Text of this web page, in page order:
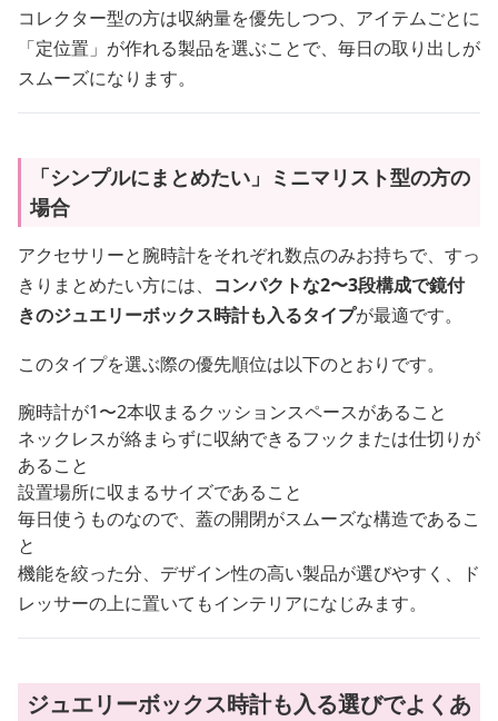
コレクター型の方は収納量を優先しつつ、アイテムごとに
「定位置」が作れる製品を選ぶことで、毎日の取り出しが
スムーズになります。
「シンプルにまとめたい」ミニマリスト型の方の
場合
アクセサリーと腕時計をそれぞれ数点のみお持ちで、すっ
きりまとめたい方には、 コンパクトな2〜3段構成で鏡付
きのジュエリーボックス時計も入るタイプが最適です。
このタイプを選ぶ際の優先順位は以下のとおりです。
腕時計が1〜2本収まるクッションスペースがあること
ネックレスが絡まらずに収納できるフックまたは仕切りが
あること
設置場所に収まるサイズであること
毎日使うものなので、蓋の開閉がスムーズな構造であるこ
と
機能を絞った分、デザイン性の高い製品が選びやすく、ド
レッサーの上に置いてもインテリアになじみます。
ジュエリーボックス時計も入る選びでよくあ